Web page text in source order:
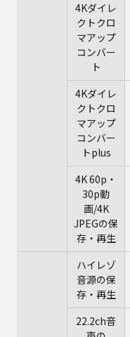
4Kダイレ
クトクロ
マアップ
コンバー
ト
4Kダイレ
クトクロ
マアップ
コンバー
トplus
4K 60p・
30p動
画/4K
JPEGの保
存・再生
ハイレゾ
音源の保
存・再生
22.2ch音